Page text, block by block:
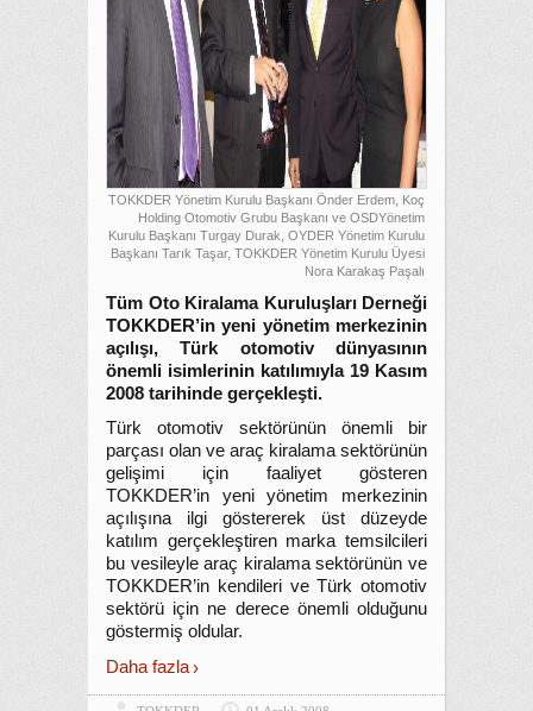
TOKKDER Yönetim Kurulu Başkanı Önder Erdem, Koç
Holding Otomotiv Grubu Başkanı ve OSDYönetim
Kurulu Başkanı Turgay Durak, OYDER Yönetim Kurulu
Başkanı Tarık Taşar, TOKKDER Yönetim Kurulu Üyesi
Nora Karakaş Paşalı
Tüm Oto Kiralama Kuruluşları Derneği
TOKKDER’in yeni yönetim merkezinin
açılışı, Türk otomotiv dünyasının
önemli isimlerinin katılımıyla 19 Kasım
2008 tarihinde gerçekleşti.
Türk otomotiv sektörünün önemli bir
parçası olan ve araç kiralama sektörünün
gelişimi için faaliyet gösteren
TOKKDER’in yeni yönetim merkezinin
açılışına ilgi göstererek üst düzeyde
katılım gerçekleştiren marka temsilcileri
bu vesileyle araç kiralama sektörünün ve
TOKKDER’in kendileri ve Türk otomotiv
sektörü için ne derece önemli olduğunu
göstermiş oldular.
Daha fazla